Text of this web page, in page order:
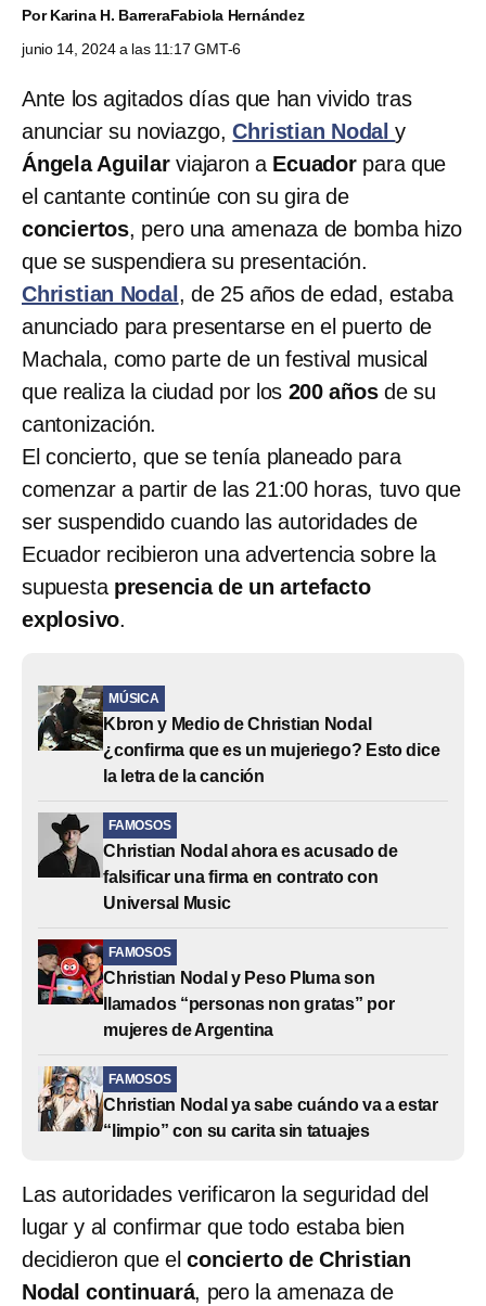
PorKarina H. BarreraFabiola Hernández
junio 14, 2024 a las 11:17 GMT-6
Ante los agitados días que han vivido tras
anunciar su noviazgo,Christian Nodal y
Ángela Aguilarviajaron a Ecuadorpara que
el cantante continúe con su gira de
conciertos, pero una amenaza de bomba hizo
que se suspendiera su presentación.
Christian Nodal , de 25 años de edad, estaba
anunciado para presentarse en el puerto de
Machala, como parte de un festival musical
que realiza la ciudad por los 200 añosde su
cantonización.
El concierto, que se tenía planeado para
comenzar a partir de las 21:00 horas, tuvo que
ser suspendido cuando las autoridades de
Ecuador recibieron una advertencia sobre la
supuestapresencia de un artefacto
explosivo.
MÚSICA
Kbron y Medio de Christian Nodal
¿confirma que es un mujeriego? Esto dice
la letra de la canción
FAMOSOS
Christian Nodal ahora es acusado de
falsificar una firma en contrato con
Universal Music
FAMOSOS
Christian Nodal y Peso Pluma son
llamados “personas non gratas” por
mujeres de Argentina
FAMOSOS
Christian Nodal ya sabe cuándo va a estar
“limpio” con su carita sin tatuajes
Las autoridades verificaron la seguridad del
lugar y al confirmar que todo estaba bien
decidieron que elconcierto de Christian
Nodal continuará, pero la amenaza de